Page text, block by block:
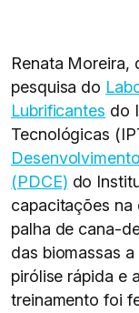
Renata Moreira,
pesquisa do
Lubrificantes do
Tecnológicas
(PDCE) do
capacitações
palha de cana-
das biomassas
pirólise rápida e
treinamento foi